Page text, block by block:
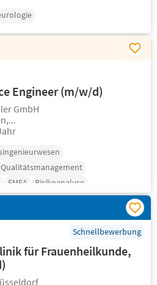
Engineer (m/w/d)
GmbH
Qualitätsmanagement
FMEA Risikoanalyse
Schnellbewerbung
für Frauenheilkunde,